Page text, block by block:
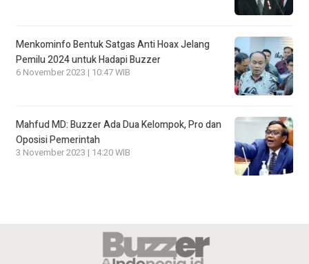
Menkominfo Bentuk Satgas Anti Hoax Jelang
Pemilu 2024 untuk Hadapi Buzzer
6 November 2023 | 10:47 WIB
Mahfud MD: Buzzer Ada Dua Kelompok, Pro dan
Oposisi Pemerintah
3 November 2023 | 14:20 WIB